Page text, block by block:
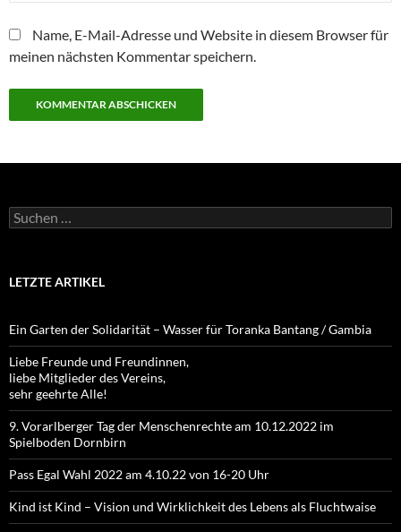
Name, E-Mail-Adresse und Website in diesem Browser für
meinen nächsten Kommentar speichern.
Suchen
nach:
LETZTE ARTIKEL
Ein Garten der Solidarität – Wasser für Toranka Bantang / Gambia
Liebe Freunde und Freundinnen,
liebe Mitglieder des Vereins,
sehr geehrte Alle!
9. Vorarlberger Tag der Menschenrechte am 10.12.2022 im
Spielboden Dornbirn
Pass Egal Wahl 2022 am 4.10.22 von 16-20 Uhr
Kind ist Kind – Vision und Wirklichkeit des Lebens als Fluchtwaise